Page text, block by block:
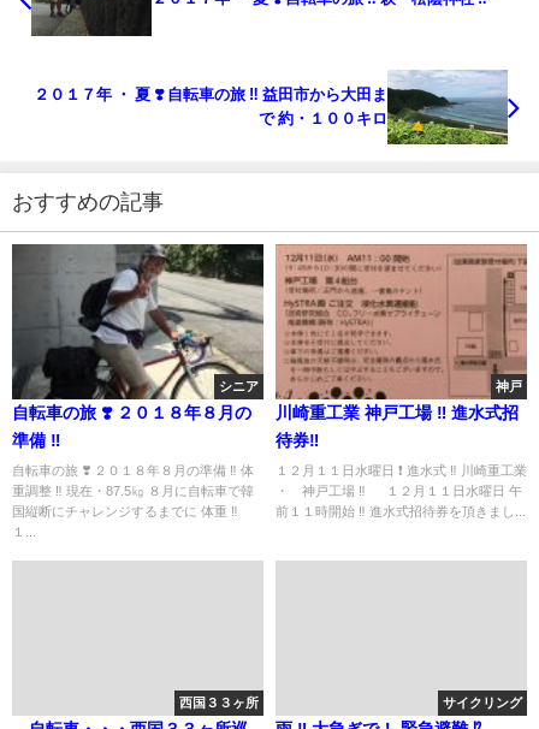
２０１７年 ・ 夏 ❣️ 自転車の旅 ‼︎ 益田市から大田ま
で 約・１００キロ
おすすめの記事
シニア
自転車の旅 ❣️ ２０１８年８月の
準備 ‼︎
自転車の旅 ❣️ ２０１８年８月の準備 ‼︎ 体
重調整 ‼︎ 現在・87.5㎏ ８月に自転車で韓
国縦断にチャレンジするまでに 体重 ‼︎
１...
神戸
川崎重工業 神戸工場 ‼︎ 進水式招
待券‼︎
１２月１１日水曜日 ❗️ 進水式 ‼️ 川崎重工業
・ 神戸工場 ‼︎ １２月１１日水曜日 午
前１１時開始 ‼︎ 進水式招待券を頂きまし...
西国３３ヶ所 サイクリング